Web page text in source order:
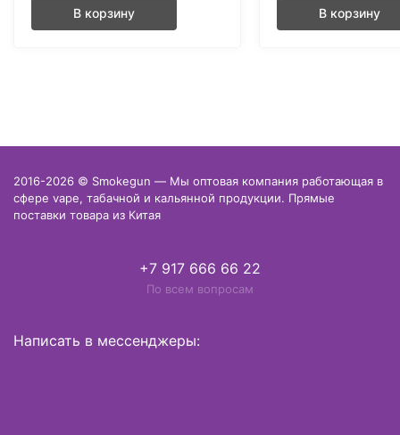
В корзину В корзину
2016-2026 © Smokegun — Мы оптовая компания работающая в
сфере vape, табачной и кальянной продукции. Прямые
поставки товара из Китая
+7 917 666 66 22
По всем вопросам
Написать в мессенджеры: